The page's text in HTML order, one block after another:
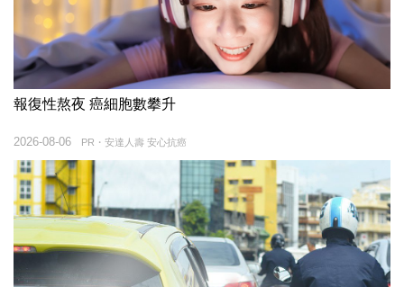
報復性熬夜 癌細胞數攀升
PR・安達人壽 安心抗癌
2026-08-06